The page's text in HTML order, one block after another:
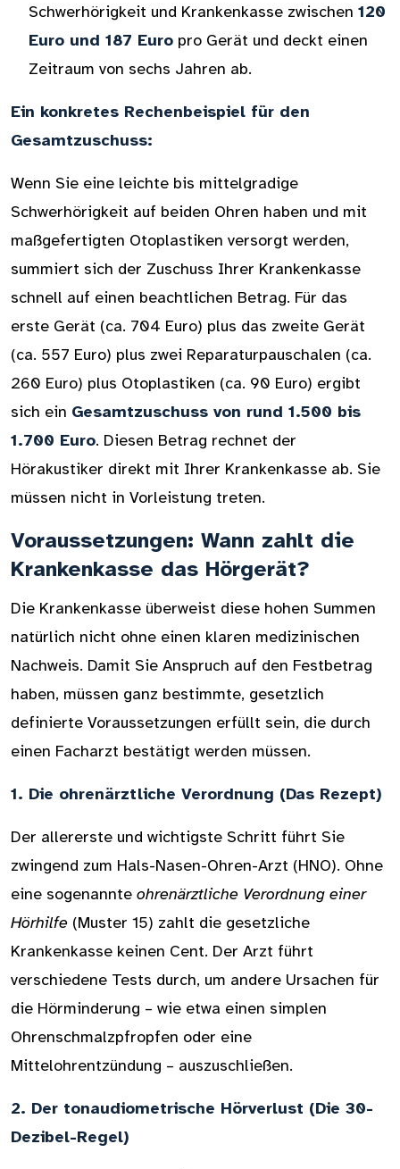
Schwerhörigkeit und Krankenkasse zwischen 120
Euro und 187 Euro pro Gerät und deckt einen
Zeitraum von sechs Jahren ab.
Ein konkretes Rechenbeispiel für den
Gesamtzuschuss:
Wenn Sie eine leichte bis mittelgradige
Schwerhörigkeit auf beiden Ohren haben und mit
maßgefertigten Otoplastiken versorgt werden,
summiert sich der Zuschuss Ihrer Krankenkasse
schnell auf einen beachtlichen Betrag. Für das
erste Gerät (ca. 704 Euro) plus das zweite Gerät
(ca. 557 Euro) plus zwei Reparaturpauschalen (ca.
260 Euro) plus Otoplastiken (ca. 90 Euro) ergibt
sich ein Gesamtzuschuss von rund 1.500 bis
1.700 Euro. Diesen Betrag rechnet der
Hörakustiker direkt mit Ihrer Krankenkasse ab. Sie
müssen nicht in Vorleistung treten.
Voraussetzungen: Wann zahlt die
Krankenkasse das Hörgerät?
Die Krankenkasse überweist diese hohen Summen
natürlich nicht ohne einen klaren medizinischen
Nachweis. Damit Sie Anspruch auf den Festbetrag
haben, müssen ganz bestimmte, gesetzlich
definierte Voraussetzungen erfüllt sein, die durch
einen Facharzt bestätigt werden müssen.
1. Die ohrenärztliche Verordnung (Das Rezept)
Der allererste und wichtigste Schritt führt Sie
zwingend zum Hals-Nasen-Ohren-Arzt (HNO). Ohne
eine sogenannte ohrenärztliche Verordnung einer
Hörhilfe (Muster 15) zahlt die gesetzliche
Krankenkasse keinen Cent. Der Arzt führt
verschiedene Tests durch, um andere Ursachen für
die Hörminderung – wie etwa einen simplen
Ohrenschmalzpfropfen oder eine
Mittelohrentzündung – auszuschließen.
2. Der tonaudiometrische Hörverlust (Die 30-
Dezibel-Regel)